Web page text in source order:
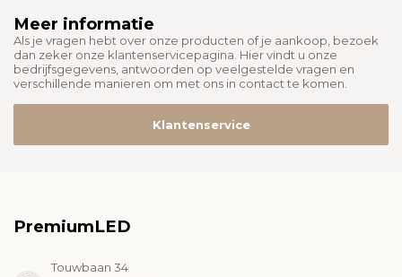
Meer informatie
Als je vragen hebt over onze producten of je aankoop, bezoek
dan zeker onze klantenservicepagina. Hier vindt u onze
bedrijfsgegevens, antwoorden op veelgestelde vragen en
verschillende manieren om met ons in contact te komen.
Klantenservice
PremiumLED
Touwbaan 34